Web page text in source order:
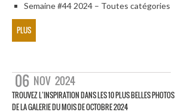
Semaine #44 2024 – Toutes catégories
PLUS
06 NOV 2024
TROUVEZ L’INSPIRATION DANS LES 10 PLUS BELLES PHOTOS
DE LA GALERIE DU MOIS DE OCTOBRE 2024